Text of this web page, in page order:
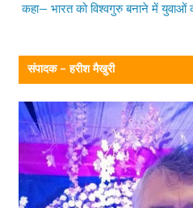
कहा— भारत को विश्वगुरु बनाने में युवाओं
संपादक – हरीश मैखुरी